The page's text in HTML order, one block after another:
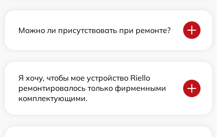
Можно ли присутствовать при ремонте?
Я хочу, чтобы мое устройство Riello
ремонтировалось только фирменными
комплектующими.